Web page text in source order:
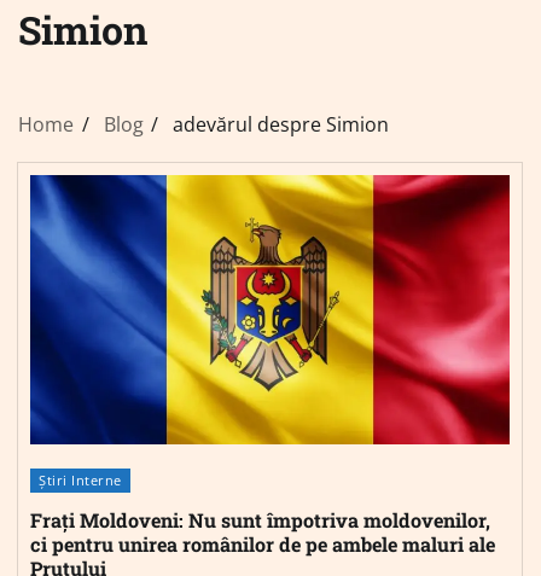
Simion
Home Blog adevărul despre Simion
Știri Interne
Frați Moldoveni: Nu sunt împotriva moldovenilor,
ci pentru unirea românilor de pe ambele maluri ale
Prutului